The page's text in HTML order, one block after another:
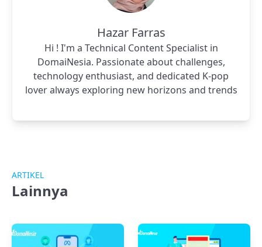
Hazar Farras
Hi ! I'm a Technical Content Specialist in
DomaiNesia. Passionate about challenges,
technology enthusiast, and dedicated K-pop
lover always exploring new horizons and trends
ARTIKEL
Lainnya